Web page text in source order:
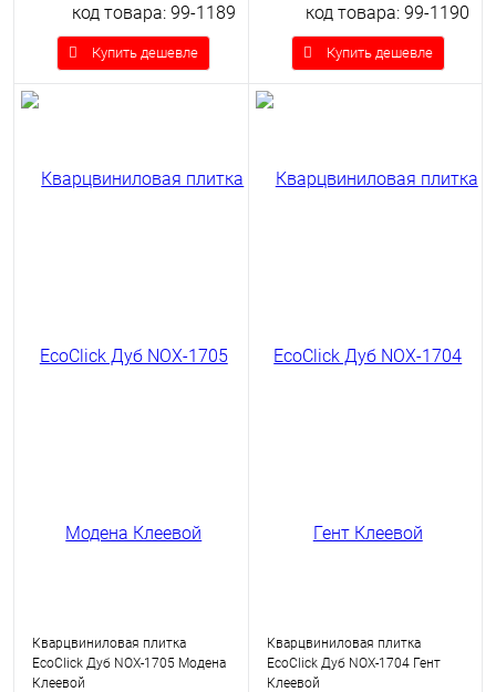
код товара: 99-1189
Купить дешевле
код товара: 99-1190
Купить дешевле
Кварцвиниловая плитка
EcoClick Дуб NOX-1705 Модена
Клеевой
Кварцвиниловая плитка
EcoClick Дуб NOX-1704 Гент
Клеевой